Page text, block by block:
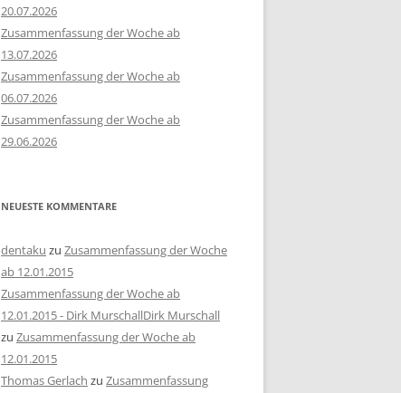
20.07.2026
Zusammenfassung der Woche ab
13.07.2026
Zusammenfassung der Woche ab
06.07.2026
Zusammenfassung der Woche ab
29.06.2026
NEUESTE KOMMENTARE
dentaku zu Zusammenfassung der Woche
ab 12.01.2015
Zusammenfassung der Woche ab
12.01.2015 - Dirk MurschallDirk Murschall
zu Zusammenfassung der Woche ab
12.01.2015
Thomas Gerlach zu Zusammenfassung